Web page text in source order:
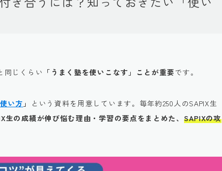
同じくらい 「うまく塾を使いこなす」ことが重要です。
い方 」
という資料を用意しています。毎年約250人のSAPIX生
生の成績が伸び悩む理由・学習の要点をまとめた、 SAPIXの攻